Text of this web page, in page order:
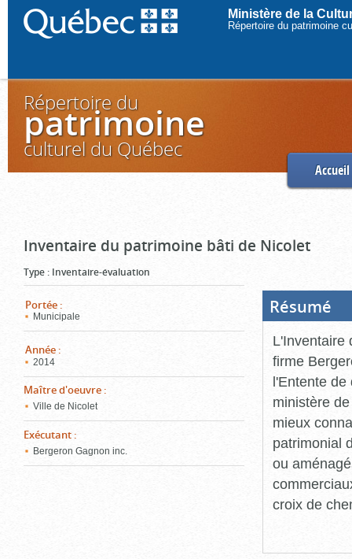
Ministère de la
Répertoire du patrimoine
Répertoire du
patrimoine
culturel du Québec
Accueil
Inventaire du patrimoine bâti de Nicolet
Type : Inventaire-évaluation
Portée :
Municipale
Année :
2014
Maître d'oeuvre :
Ville de Nicolet
Exécutant :
Bergeron Gagnon inc.
Résumé
L'Inventaire
firme
l'Entente de
ministère
mieux
patrimonial
ou
croix de